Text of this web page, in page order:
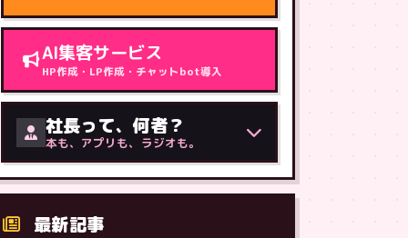
AI集客サービス
HP作成・LP作成・チャットbot導入
社長って、何者？
本も、アプリも、ラジオも。
最新記事